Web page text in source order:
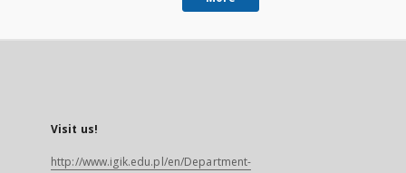
Visit us!
http://www.igik.edu.pl/en/Department-